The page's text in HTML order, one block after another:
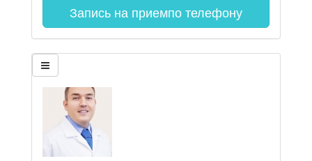
Запись на приемпо телефону